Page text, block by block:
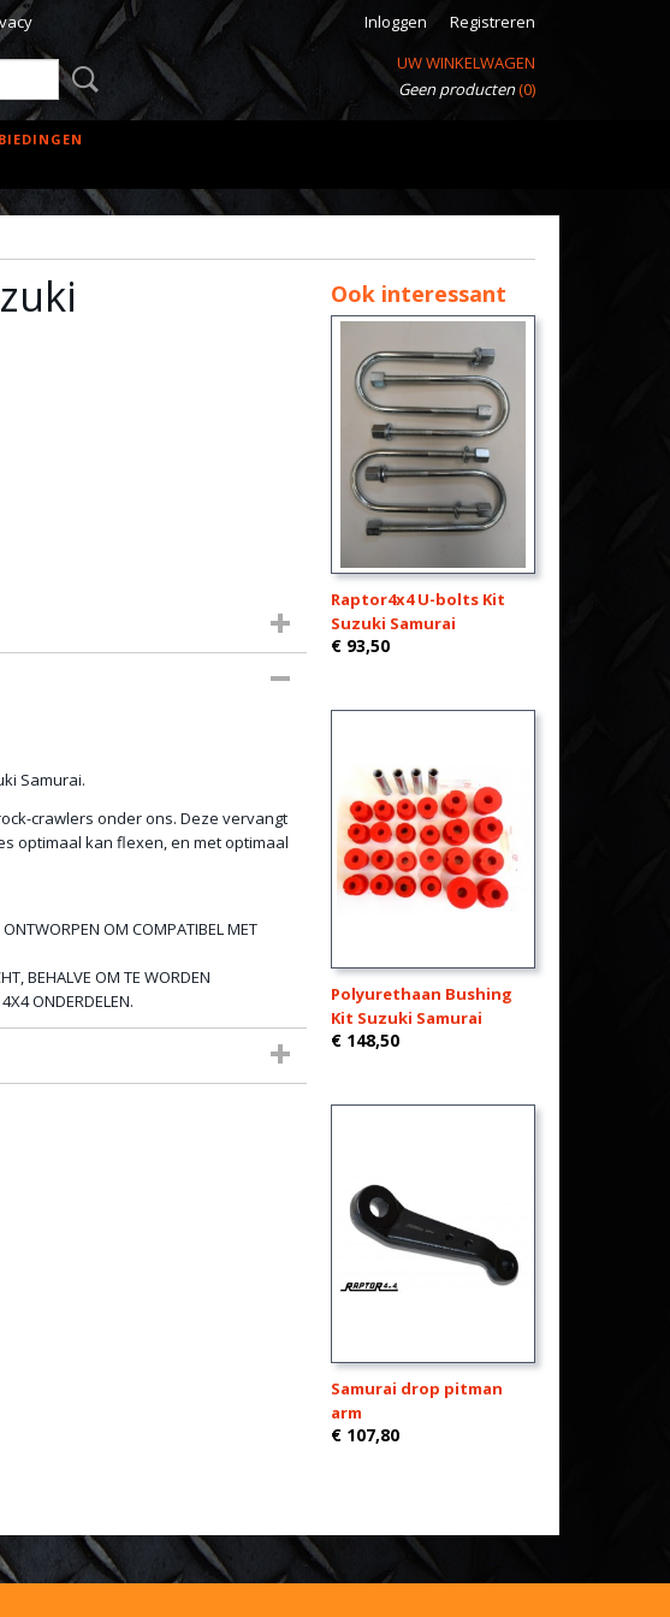
Inloggen
Registreren
UW WINKELWAGEN
Geen producten(0)
Samurai.
crawlers onder ons. Deze vervangt
optimaal kan flexen, en met optimaal
ONTWORPEN OM COMPATIBEL MET
BEHALVE OM TE WORDEN
ONDERDELEN.
Ook interessant
Raptor4x4 U-bolts Kit
Suzuki Samurai
€ 93,50
Polyurethaan Bushing
Kit Suzuki Samurai
€ 148,50
Samurai drop pitman
arm
€ 107,80